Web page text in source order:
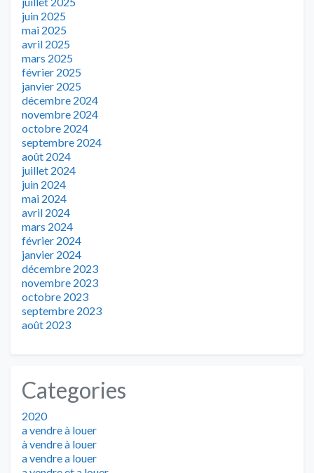
juin 2025
mai 2025
avril 2025
mars 2025
février 2025
janvier 2025
décembre 2024
novembre 2024
octobre 2024
septembre 2024
août 2024
juillet 2024
juin 2024
mai 2024
avril 2024
mars 2024
février 2024
janvier 2024
décembre 2023
novembre 2023
octobre 2023
septembre 2023
août 2023
Categories
2020
a vendre à louer
à vendre à louer
a vendre a louer